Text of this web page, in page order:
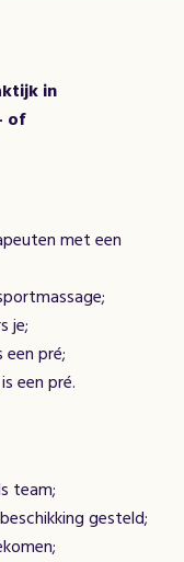
in
of
met een
je;
pré;
een pré.
team;
gesteld;